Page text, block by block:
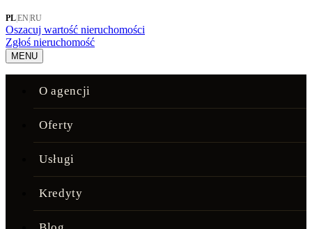
PLEN RU
Oszacuj wartość nieruchomości
Zgłoś nieruchomość
MENU
O agencji
Oferty
Usługi
Kredyty